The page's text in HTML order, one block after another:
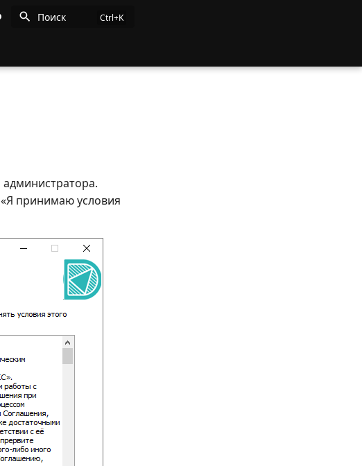
Поиск
принимаю условия